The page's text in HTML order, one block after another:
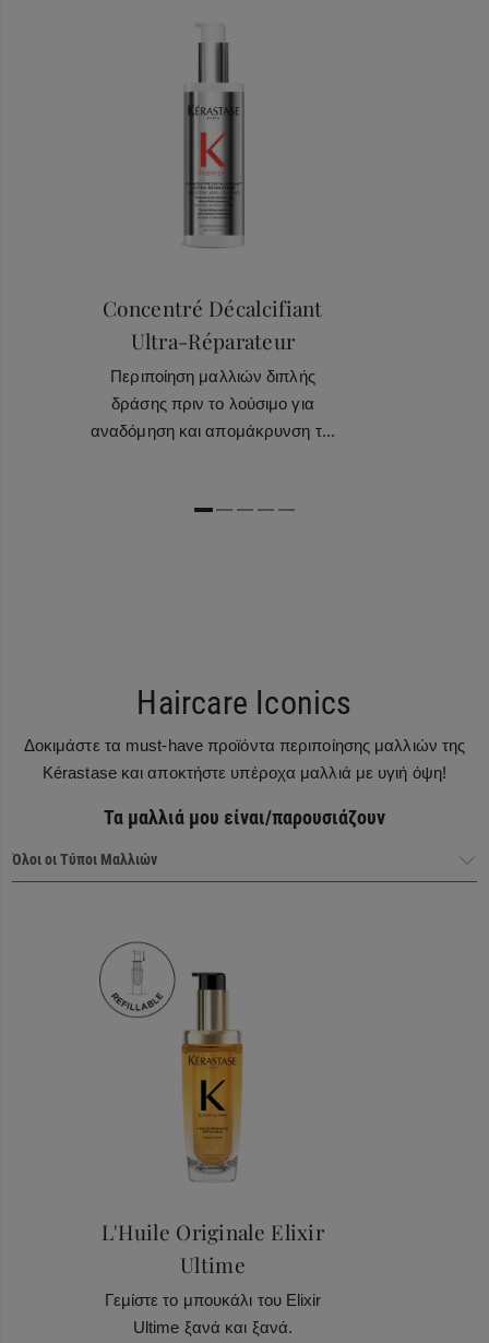
1
Concentré Décalcifiant
Ultra-Réparateur
Περιποίηση μαλλιών διπλής
δράσης πριν το λούσιμο για
αναδόμηση και απομάκρυνση τ...
Haircare Iconics
Δοκιμάστε τα must-have προϊόντα περιποίησης μαλλιών της
Kérastase και αποκτήστε υπέροχα μαλλιά με υγιή όψη!
Τα μαλλιά μου είναι/παρουσιάζουν
Haircare Heroes
L'Huile Originale Elixir
Ultime
Γεμίστε το μπουκάλι του Elixir
Ultime ξανά και ξανά.